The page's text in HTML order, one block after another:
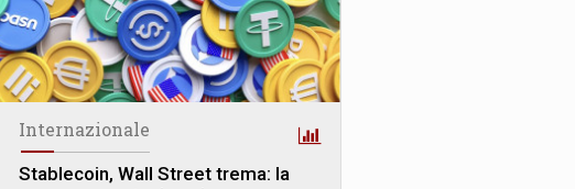
Internazionale
Stablecoin, Wall Street trema: la